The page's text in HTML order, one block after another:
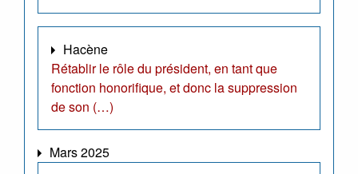
Hacène
Rétablir le rôle du président, en tant que
fonction honorifique, et donc la suppression
de son (…)
Mars 2025